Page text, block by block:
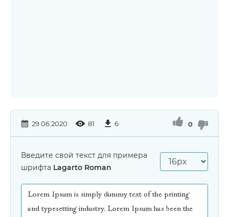
29.06.2020 81 6 0
Введите свой текст для примера
шрифта Lagarto Roman